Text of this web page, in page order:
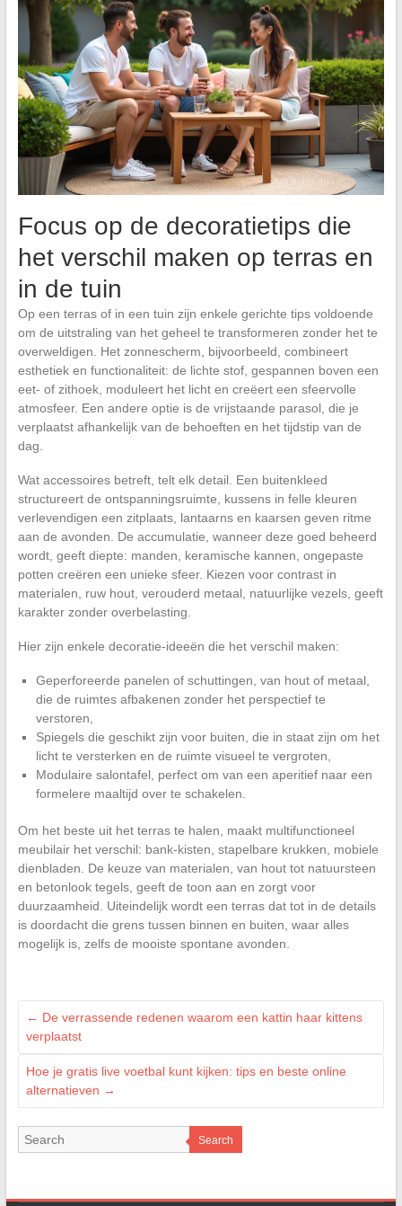
Focus op de decoratietips die
het verschil maken op terras en
in de tuin
Op een terras of in een tuin zijn enkele gerichte tips voldoende
om de uitstraling van het geheel te transformeren zonder het te
overweldigen. Het zonnescherm, bijvoorbeeld, combineert
esthetiek en functionaliteit: de lichte stof, gespannen boven een
eet- of zithoek, moduleert het licht en creëert een sfeervolle
atmosfeer. Een andere optie is de vrijstaande parasol, die je
verplaatst afhankelijk van de behoeften en het tijdstip van de
dag.
Wat accessoires betreft, telt elk detail. Een buitenkleed
structureert de ontspanningsruimte, kussens in felle kleuren
verlevendigen een zitplaats, lantaarns en kaarsen geven ritme
aan de avonden. De accumulatie, wanneer deze goed beheerd
wordt, geeft diepte: manden, keramische kannen, ongepaste
potten creëren een unieke sfeer. Kiezen voor contrast in
materialen, ruw hout, verouderd metaal, natuurlijke vezels, geeft
karakter zonder overbelasting.
Hier zijn enkele decoratie-ideeën die het verschil maken:
Geperforeerde panelen of schuttingen, van hout of metaal,
die de ruimtes afbakenen zonder het perspectief te
verstoren,
Spiegels die geschikt zijn voor buiten, die in staat zijn om het
licht te versterken en de ruimte visueel te vergroten,
Modulaire salontafel, perfect om van een aperitief naar een
formelere maaltijd over te schakelen.
Om het beste uit het terras te halen, maakt multifunctioneel
meubilair het verschil: bank-kisten, stapelbare krukken, mobiele
dienbladen. De keuze van materialen, van hout tot natuursteen
en betonlook tegels, geeft de toon aan en zorgt voor
duurzaamheid. Uiteindelijk wordt een terras dat tot in de details
is doordacht die grens tussen binnen en buiten, waar alles
mogelijk is, zelfs de mooiste spontane avonden.
← De verrassende redenen waarom een kattin haar kittens
verplaatst
Hoe je gratis live voetbal kunt kijken: tips en beste online
alternatieven →
Search